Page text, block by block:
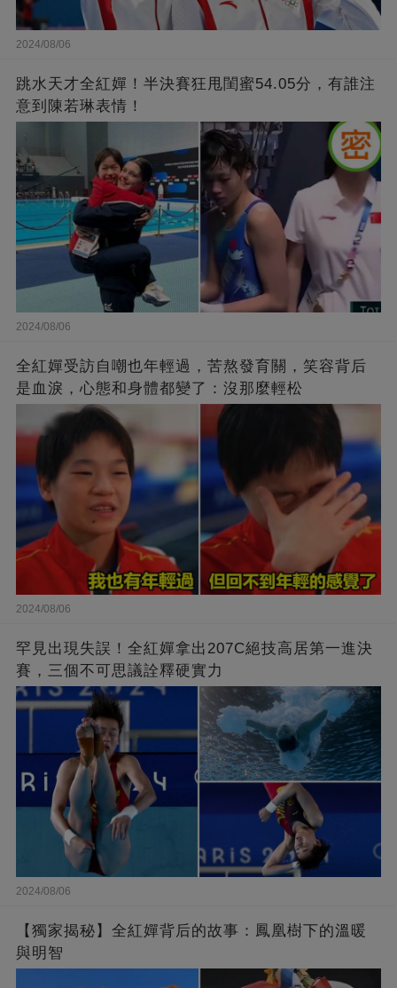
2024/08/06
跳水天才全紅嬋！半決賽狂甩閨蜜54.05分，有誰注
意到陳若琳表情！
2024/08/06
全紅嬋受訪自嘲也年輕過，苦熬發育關，笑容背后
是血淚，心態和身體都變了：沒那麼輕松
2024/08/06
罕見出現失誤！全紅嬋拿出207C絕技高居第一進決
賽，三個不可思議詮釋硬實力
2024/08/06
【獨家揭秘】全紅嬋背后的故事：鳳凰樹下的溫暖
與明智